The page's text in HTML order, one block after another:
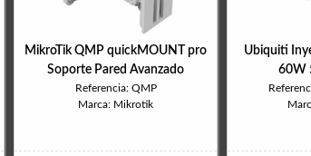
MikroTik QMP quickMOUNT pro
Soporte Pared Avanzado
Referencia: QMP
Marca: Mikrotik
Ubiquiti
60W